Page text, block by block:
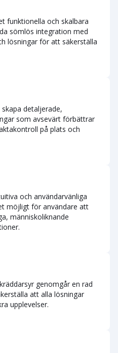
funktionella och skalbara
sömlös integration med
lösningar för att säkerställa
detaljerade,
som avsevärt förbättrar
på plats och
och användarvänliga
möjligt för användare att
människoliknande
genomgår en rad
att alla lösningar
upplevelser.